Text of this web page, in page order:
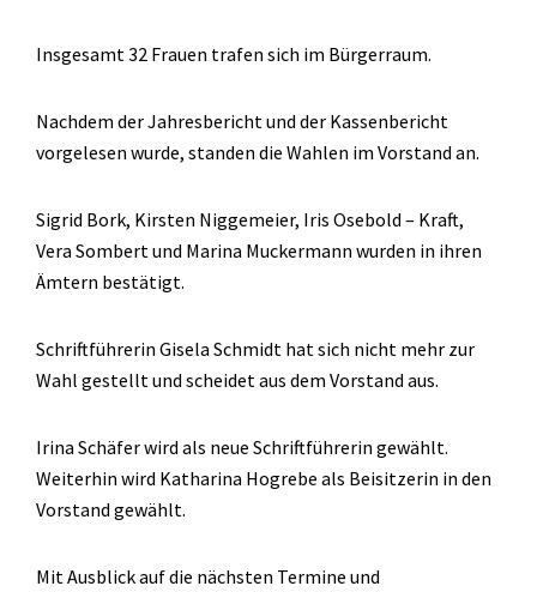
Insgesamt 32 Frauen trafen sich im Bürgerraum.
Nachdem der Jahresbericht und der Kassenbericht
vorgelesen wurde, standen die Wahlen im Vorstand an.
Sigrid Bork, Kirsten Niggemeier, Iris Osebold – Kraft,
Vera Sombert und Marina Muckermann wurden in ihren
Ämtern bestätigt.
Schriftführerin Gisela Schmidt hat sich nicht mehr zur
Wahl gestellt und scheidet aus dem Vorstand aus.
Irina Schäfer wird als neue Schriftführerin gewählt.
Weiterhin wird Katharina Hogrebe als Beisitzerin in den
Vorstand gewählt.
Mit Ausblick auf die nächsten Termine und